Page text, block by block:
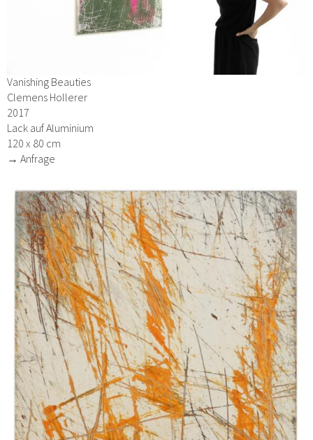
Vanishing Beauties
Clemens Hollerer
2017
Lack auf Aluminium
120 x 80 cm
→ Anfrage